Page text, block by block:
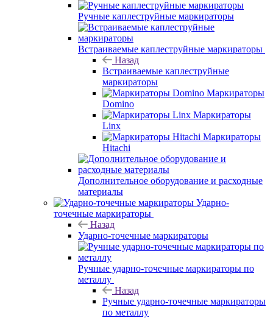
Ручные каплеструйные маркираторы
Встраиваемые каплеструйные маркираторы
Назад
Встраиваемые каплеструйные
маркираторы
Маркираторы
Domino
Маркираторы
Linx
Маркираторы
Hitachi
Дополнительное оборудование и расходные
материалы
Ударно-
точечные маркираторы
Назад
Ударно-точечные маркираторы
Ручные ударно-точечные маркираторы по
металлу
Назад
Ручные ударно-точечные маркираторы
по металлу